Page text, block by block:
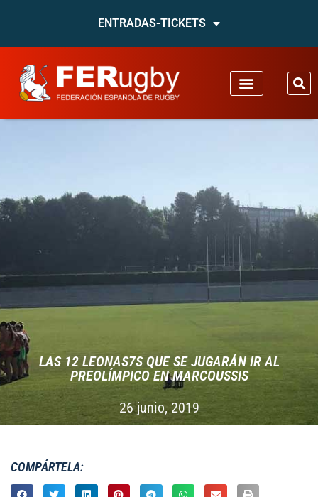
ENTRADAS-TICKETS
LAS 12 LEONAS7S QUE SE JUGARÁN IR AL
PREOLÍMPICO EN MARCOUSSIS
26 junio, 2019
COMPÁRTELA: